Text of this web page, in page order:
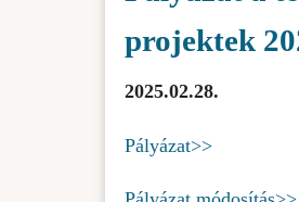
projektek
2025.02.28.
Pályázat>>